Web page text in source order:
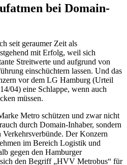
bei Domain-
seit geraumer Zeit als
mit Erfolg, weil sich
Streitwerte und aufgrund von
einschüchtern lassen. Und das
vor dem LG Hamburg (Urteil
04) eine Schlappe, wenn auch
müssen.
Metro schützen und zwar nicht
durch Domain-Inhaber, sondern
Der Konzern
im Bereich Logistik und
gegen den Hamburger
den Begriff „HVV Metrobus“ für